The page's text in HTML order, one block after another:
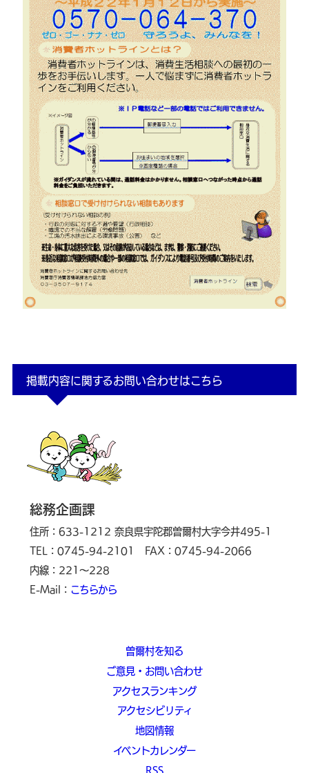
掲載内容に関するお問い合わせはこちら
総務企画課
住所：633-1212 奈良県宇陀郡曽爾村大字今井495-1
TEL：0745-94-2101
FAX：0745-94-2066
内線：221～228
E-Mail： こちらから
曽爾村を知る
ご意見・お問い合わせ
アクセスランキング
アクセシビリティ
地図情報
イベントカレンダー
RSS